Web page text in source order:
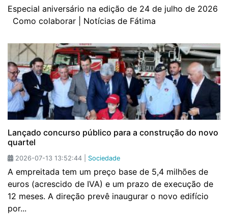
Especial aniversário na edição de 24 de julho de 2026
Como colaborar | Notícias de Fátima
Lançado concurso público para a construção do novo
quartel
2026-07-13 13:52:44 | Sociedade
A empreitada tem um preço base de 5,4 milhões de
euros (acrescido de IVA) e um prazo de execução de
12 meses. A direção prevê inaugurar o novo edifício
por...